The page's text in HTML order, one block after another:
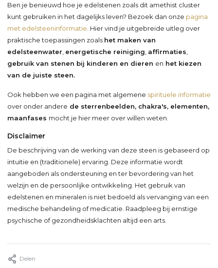
Ben je benieuwd hoe je edelstenen zoals dit amethist cluster
kunt gebruiken in het dagelijks leven? Bezoek dan onze pagina
met edelsteeninformatie . Hier vind je uitgebreide uitleg over
praktische toepassingen zoals het maken van
edelsteenwater energetische reiniging affirmaties
gebruik van stenen bij kinderen en dieren en het kiezen
van de juiste steen.
Ook hebben we een pagina met algemene spirituele informatie
over onder andere de sterrenbeelden, chakra's, elementen,
maanfases mocht je hier meer over willen weten.
Disclaimer
De beschrijving van de werking van deze steen is gebaseerd op
intuïtie en (traditionele) ervaring. Deze informatie wordt
aangeboden als ondersteuning en ter bevordering van het
welzijn en de persoonlijke ontwikkeling. Het gebruik van
edelstenen en mineralen is niet bedoeld als vervanging van een
medische behandeling of medicatie. Raadpleeg bij ernstige
psychische of gezondheidsklachten altijd een arts.
Delen